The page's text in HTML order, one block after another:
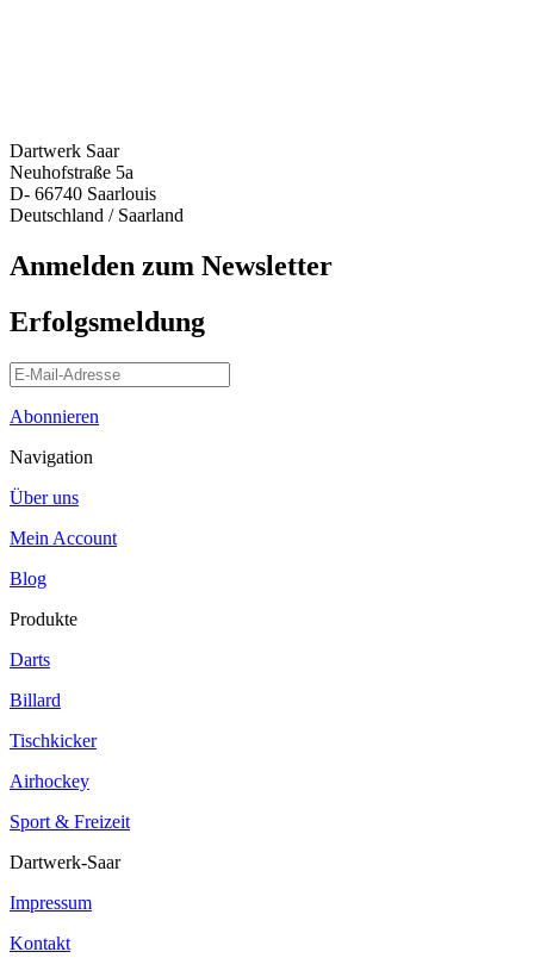
Dartwerk Saar
Neuhofstraße 5a
D- 66740 Saarlouis
Deutschland / Saarland
Anmelden zum Newsletter
Erfolgsmeldung
Abonnieren
Navigation
Über uns
Mein Account
Blog
Produkte
Darts
Billard
Tischkicker
Airhockey
Sport & Freizeit
Dartwerk-Saar
Impressum
Kontakt